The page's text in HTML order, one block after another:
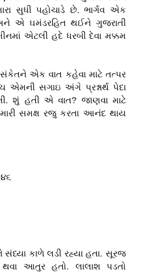
સુધી પહોચાડે છે. ભાર્ગવ એક
એ ઘમંડરહિત થઈને ગુજરાતી
એટલી હદે ધરબી દેવા મક્કમ
એક વાત કહેવા માટે તત્પર
એમની સગાઇ અંગે પ્રશ્નાર્થ પેદા
શું હતી એ વાત? જાણવા માટે
સમક્ષ રજુ કરતા આનંદ થાય
કાળે લડી રહ્યા હતા. સૂરજ
થવા આતુર હતો. લાલાશ પડતો